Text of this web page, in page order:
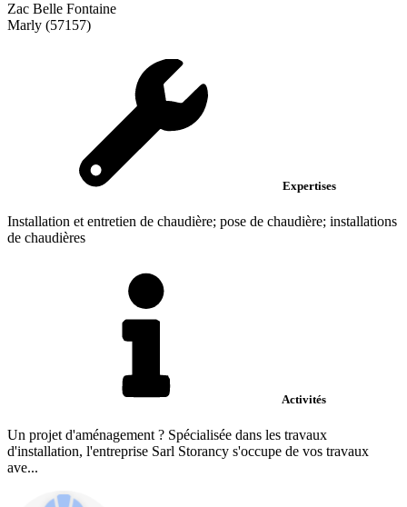
Zac Belle Fontaine
Marly (57157)
Expertises
Installation et entretien de chaudière; pose de chaudière; installations
de chaudières
Activités
Un projet d'aménagement ? Spécialisée dans les travaux
d'installation, l'entreprise Sarl Storancy s'occupe de vos travaux
ave...